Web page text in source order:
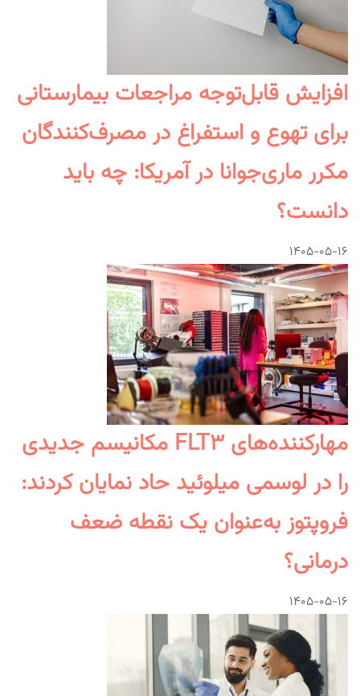
افزایش قابل‌توجه مراجعات بیمارستانی
برای تهوع و استفراغ در مصرف‌کنندگان
مکرر ماری‌جوانا در آمریکا: چه باید
دانست؟
۱۴۰۵-۰۵-۱۶
مهارکننده‌های FLT۳ مکانیسم جدیدی
را در لوسمی میلوئید حاد نمایان کردند:
فروپتوز به‌عنوان یک نقطه ضعف
درمانی؟
۱۴۰۵-۰۵-۱۶